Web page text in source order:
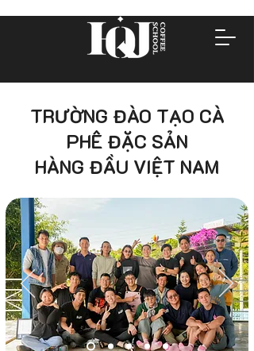
TRƯỜNG ĐÀO TẠO CÀ
PHÊ ĐẶC SẢN
HÀNG ĐẦU VIỆT NAM